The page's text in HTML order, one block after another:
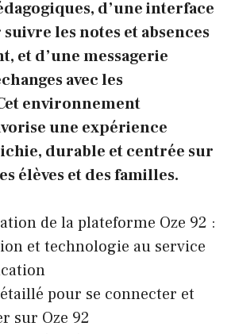
d’une interface
les notes et absences
et d’une messagerie
avec les
environnement
une expérience
durable et centrée sur
élèves et des familles.
de la plateforme Oze 92 :
et technologie au service
pour se connecter et
sur Oze 92